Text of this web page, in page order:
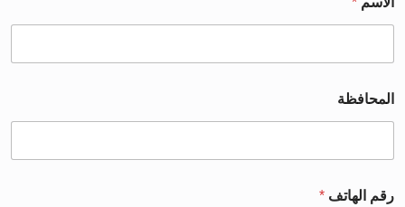
المحافظة
رقم الهاتف *